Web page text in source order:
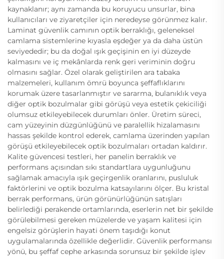
kaynaklanır; aynı zamanda bu koruyucu unsurlar, bina
kullanıcıları ve ziyaretçiler için neredeyse görünmez kalır.
Laminat güvenlik camının optik berraklığı, geleneksel
camlama sistemlerine kıyasla eşdeğer ya da daha üstün
seviyededir; bu da doğal ışık geçişinin en iyi düzeyde
kalmasını ve iç mekânlarda renk geri veriminin doğru
olmasını sağlar. Özel olarak geliştirilen ara tabaka
malzemeleri, kullanım ömrü boyunca şeffaflıklarını
korumak üzere tasarlanmıştır ve sararma, bulanıklık veya
diğer optik bozulmalar gibi görüşü veya estetik çekiciliği
olumsuz etkileyebilecek durumları önler. Üretim süreci,
cam yüzeyinin düzgünlüğünü ve paralellik hizalamasını
hassas şekilde kontrol ederek, camlama üzerinden yapılan
görüşü etkileyebilecek optik bozulmaları ortadan kaldırır.
Kalite güvencesi testleri, her panelin berraklık ve
performans açısından sıkı standartlara uygunluğunu
sağlamak amacıyla ışık geçirgenlik oranlarını, pusluluk
faktörlerini ve optik bozulma katsayılarını ölçer. Bu kristal
berrak performans, ürün görünürlüğünün satışları
belirlediği perakende ortamlarında, eserlerin net bir şekilde
görülebilmesi gereken müzelerde ve yaşam kalitesi için
engelsiz görüşlerin hayati önem taşıdığı konut
uygulamalarında özellikle değerlidir. Güvenlik performansı
yönü, bu şeffaf cephe arkasında sorunsuz bir şekilde işlev